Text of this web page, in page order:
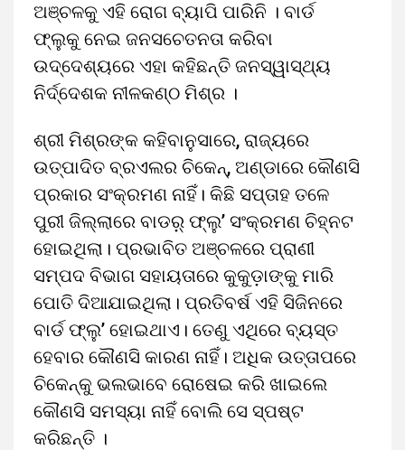
ଅଞ୍ଚଳକୁ ଏହି ରୋଗ ବ୍ୟାପି ପାରିନି । ବାର୍ଡ
ଫ୍ଲୁକୁ ନେଇ ଜନସଚେତନତା କରିବା
ଉଦ୍ଦେଶ୍ୟରେ ଏହା କହିଛନ୍ତି ଜନସ୍ୱାସ୍ଥ୍ୟ
ନିର୍ଦ୍ଦେଶକ ନୀଳକଣ୍ଠ ମିଶ୍ର ।
ଶ୍ରୀ ମିଶ୍ରଙ୍କ କହିବାନୁସାରେ, ରାଜ୍ୟରେ
ଉତ୍ପାଦିତ ବ୍ରଏଲର ଚିକେନ୍‌, ଅଣ୍ଡାରେ କୌଣସି
ପ୍ରକାର ସଂକ୍ରମଣ ନାହିଁ। କିଛି ସପ୍ତାହ ତଳେ
ପୁରୀ ଜିଲ୍ଲାରେ ବାଡର଼୍ ଫ୍ଲୁ’ ସଂକ୍ରମଣ ଚିହ୍ନଟ
ହୋଇଥିଲା। ପ୍ରଭାବିତ ଅଞ୍ଚଳରେ ପ୍ରାଣୀ
ସମ୍ପଦ ବିଭାଗ ସହାୟତାରେ କୁକୁଡ଼ାଙ୍କୁ ମାରି
ପୋତି ଦିଆଯାଇଥିଲା। ପ୍ରତିବର୍ଷ ଏହି ସିଜିନରେ
ବାର୍ଡ ଫ୍ଲୁ’ ହୋଇଥାଏ। ତେଣୁ ଏଥିରେ ବ୍ୟସ୍ତ
ହେବାର କୌଣସି କାରଣ ନାହିଁ। ଅଧିକ ଉତ୍ତାପରେ
ଚିକେନ୍‌କୁ ଭଲଭାବେ ରୋଷେଇ କରି ଖାଇଲେ
କୌଣସି ସମସ୍ୟା ନାହିଁ ବୋଲି ସେ ସ୍ପଷ୍ଟ
କରିଛନ୍ତି ।